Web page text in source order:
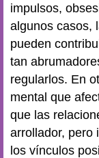
impulsos,
algunos casos,
pueden
tan
regularlos. En
mental que
que las
arrollador, pero
los vínculos